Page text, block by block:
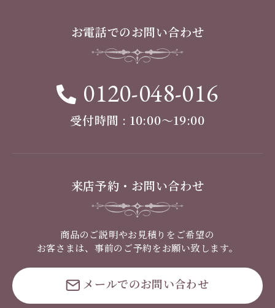
お電話でのお問い合わせ
0120-048-016
受付時間 : 10:00〜19:00
来店予約・お問い合わせ
商品のご説明やお見積りをご希望の
お客さまは、事前のご予約をお願い致します。
メールでのお問い合わせ